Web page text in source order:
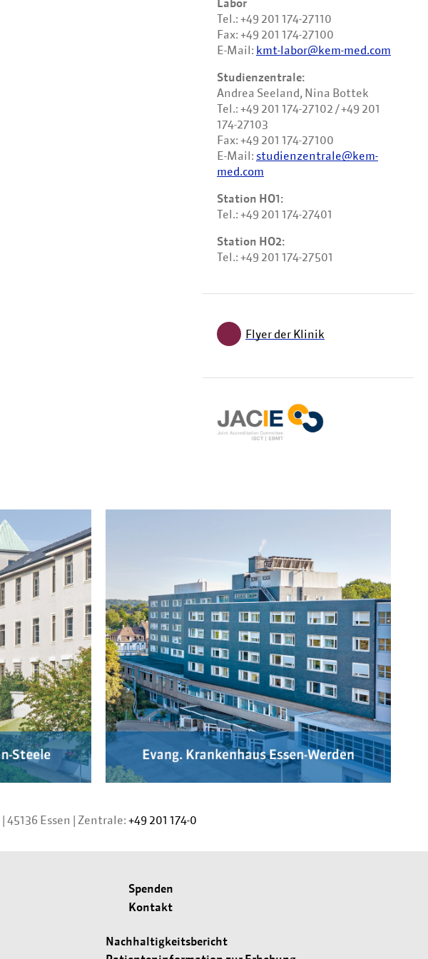
Labor
Tel.: +49 201 174-27110
Fax: +49 201 174-27100
E-Mail: kmt-labor@kem-med.com
Studienzentrale:
Andrea Seeland, Nina Bottek
Tel.: +49 201 174-27102 / +49 201
174-27103
Fax: +49 201 174-27100
E-Mail: studienzentrale@kem-
med.com
Station HO1:
Tel.: +49 201 174-27401
Station HO2:
Tel.: +49 201 174-27501
Flyer der Klinik
| 45136 Essen | Zentrale: +49 201 174-0
Spenden
Kontakt
Nachhaltigkeitsbericht